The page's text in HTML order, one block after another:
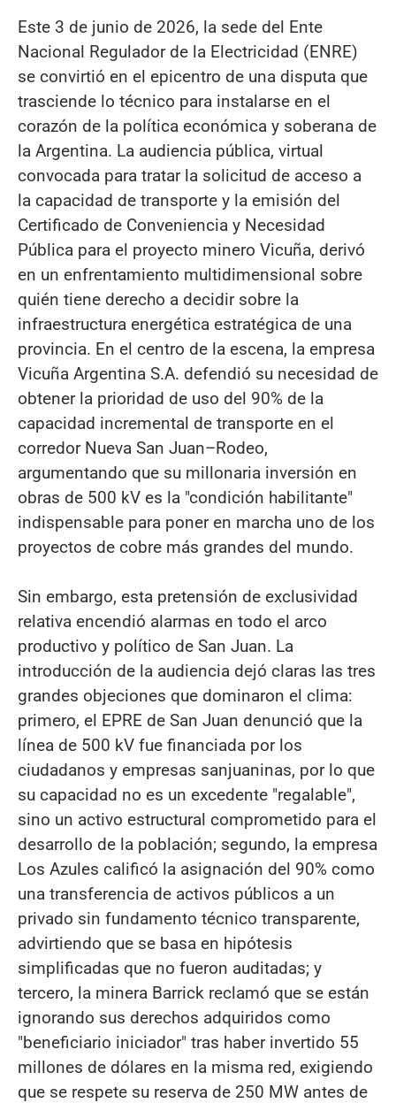
Este 3 de junio de 2026, la sede del Ente
Nacional Regulador de la Electricidad (ENRE)
se convirtió en el epicentro de una disputa que
trasciende lo técnico para instalarse en el
corazón de la política económica y soberana de
la Argentina. La audiencia pública, virtual
convocada para tratar la solicitud de acceso a
la capacidad de transporte y la emisión del
Certificado de Conveniencia y Necesidad
Pública para el proyecto minero Vicuña, derivó
en un enfrentamiento multidimensional sobre
quién tiene derecho a decidir sobre la
infraestructura energética estratégica de una
provincia. En el centro de la escena, la empresa
Vicuña Argentina S.A. defendió su necesidad de
obtener la prioridad de uso del 90% de la
capacidad incremental de transporte en el
corredor Nueva San Juan–Rodeo,
argumentando que su millonaria inversión en
obras de 500 kV es la "condición habilitante"
indispensable para poner en marcha uno de los
proyectos de cobre más grandes del mundo.
Sin embargo, esta pretensión de exclusividad
relativa encendió alarmas en todo el arco
productivo y político de San Juan. La
introducción de la audiencia dejó claras las tres
grandes objeciones que dominaron el clima:
primero, el EPRE de San Juan denunció que la
línea de 500 kV fue financiada por los
ciudadanos y empresas sanjuaninas, por lo que
su capacidad no es un excedente "regalable",
sino un activo estructural comprometido para el
desarrollo de la población; segundo, la empresa
Los Azules calificó la asignación del 90% como
una transferencia de activos públicos a un
privado sin fundamento técnico transparente,
advirtiendo que se basa en hipótesis
simplificadas que no fueron auditadas; y
tercero, la minera Barrick reclamó que se están
ignorando sus derechos adquiridos como
"beneficiario iniciador" tras haber invertido 55
millones de dólares en la misma red, exigiendo
que se respete su reserva de 250 MW antes de